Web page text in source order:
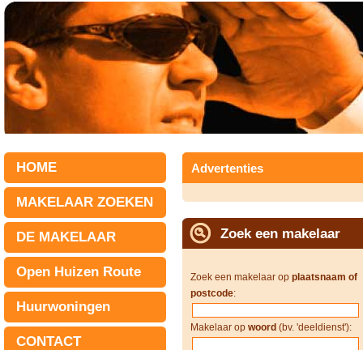
HOME
MAKELAAR ZOEKEN
DE MAKELAAR
Open Huizen Route
Huurwoningen
CONTACT
Advertenties
Zoek een makelaar
Zoek een makelaar op plaatsnaam of
postcode:
Makelaar op woord (bv. 'deeldienst'):